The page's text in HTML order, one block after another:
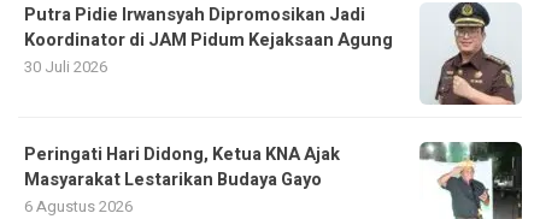
Putra Pidie Irwansyah Dipromosikan Jadi
Koordinator di JAM Pidum Kejaksaan Agung
30 Juli 2026
Peringati Hari Didong, Ketua KNA Ajak
Masyarakat Lestarikan Budaya Gayo
6 Agustus 2026